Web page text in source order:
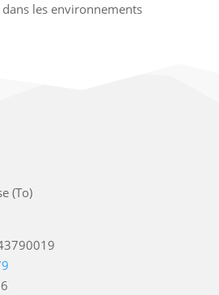
les environnements
(To)